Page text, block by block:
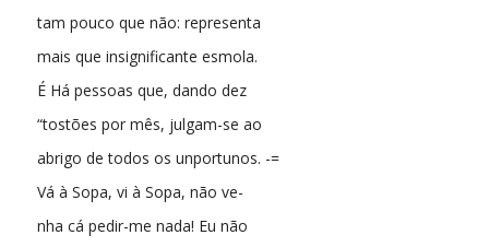
tam pouco que não: representa
mais que insignificante esmola.
É Há pessoas que, dando dez
“tostões por mês, julgam-se ao
abrigo de todos os unportunos. -=
Vá à Sopa, vi à Sopa, não ve-
nha cá pedir-me nada! Eu não